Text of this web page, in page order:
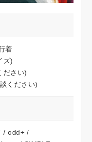
せ
ップ
着
ズ)
ださい)
ください)
/ odd+ /